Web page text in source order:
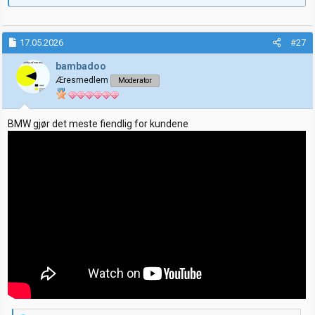
17.05.2026 #27
bambadoo
Æresmedlem Moderator
BMW gjør det meste fiendlig for kundene